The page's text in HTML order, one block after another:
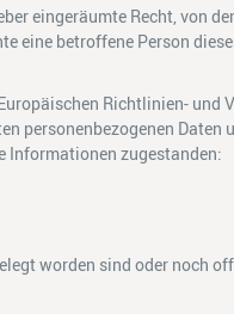
eingeräumte Recht, von
eine betroffene Person
Richtlinien- und
personenbezogenen Daten
Informationen zugestanden:
worden sind oder noch